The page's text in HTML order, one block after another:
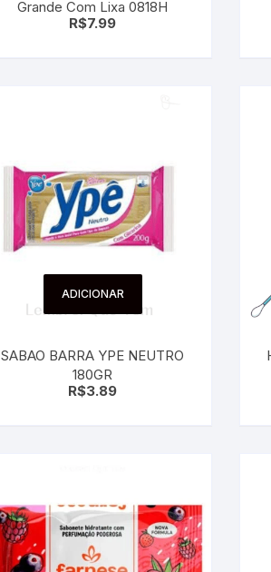
Grande Com Lixa 0818H
R$7.99
ADICIONAR
SABAO BARRA YPE NEUTRO
180GR
R$3.89